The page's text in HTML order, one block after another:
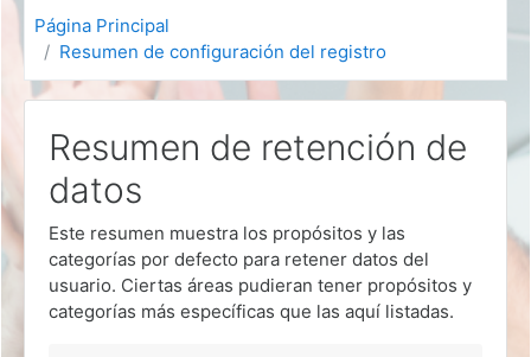
Página Principal
Resumen de configuración del registro
Resumen de retención de
datos
Este resumen muestra los propósitos y las
categorías por defecto para retener datos del
usuario. Ciertas áreas pudieran tener propósitos y
categorías más específicas que las aquí listadas.